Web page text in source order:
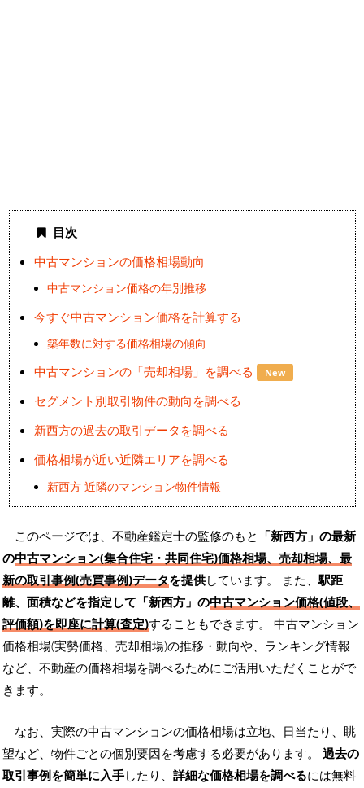
目次
中古マンションの価格相場動向
中古マンション価格の年別推移
今すぐ中古マンション価格を計算する
築年数に対する価格相場の傾向
中古マンションの「売却相場」を調べる New
セグメント別取引物件の動向を調べる
新西方の過去の取引データを調べる
価格相場が近い近隣エリアを調べる
新西方 近隣のマンション物件情報
このページでは、不動産鑑定士の監修のもと 「新西方」の最新
の中古マンション(集合住宅・共同住宅)価格相場、売却相場、最
新の取引事例(売買事例)データを提供しています。 また、駅距
離、面積などを指定して「新西方」の中古マンション価格(値段、
評価額)を即座に計算(査定)することもできます。 中古マンション
価格相場(実勢価格、売却相場)の推移・動向や、ランキング情報
など、不動産の価格相場を調べるためにご活用いただくことがで
きます。
なお、実際の中古マンションの価格相場は立地、日当たり、眺
望など、物件ごとの個別要因を考慮する必要があります。 過去の
取引事例を簡単に入手したり、 詳細な価格相場を調べるには無料